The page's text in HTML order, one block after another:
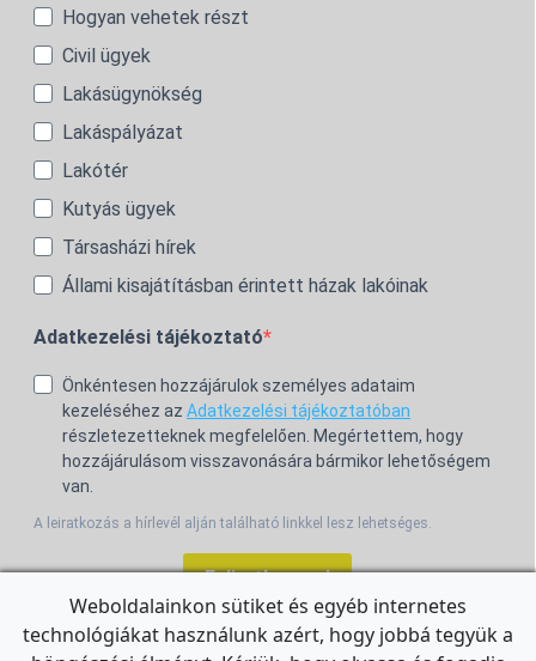
Hogyan vehetek részt
Civil ügyek
Lakásügynökség
Lakáspályázat
Lakótér
Kutyás ügyek
Társasházi hírek
Állami kisajátításban érintett házak lakóinak
Adatkezelési tájékoztató
Önkéntesen hozzájárulok személyes adataim
kezeléséhez az Adatkezelési tájékoztatóban
részletezetteknek megfelelően. Megértettem, hogy
hozzájárulásom visszavonására bármikor lehetőségem
van.
A leiratkozás a hírlevél alján található linkkel lesz lehetséges.
Feliratkozom!
Weboldalainkon sütiket és egyéb internetes
technológiákat használunk azért, hogy jobbá tegyük a